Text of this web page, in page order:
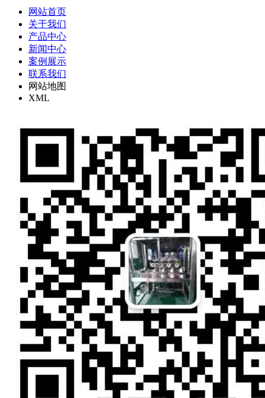
网站首页
关于我们
产品中心
新闻中心
案例展示
联系我们
网站地图
XML